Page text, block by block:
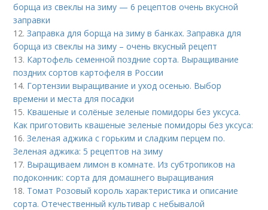
борща из свеклы на зиму — 6 рецептов очень вкусной
заправки
12.Заправка для борща на зиму в банках. Заправка для
борща из свеклы на зиму – очень вкусный рецепт
13. Картофель семенной поздние сорта. Выращивание
поздних сортов картофеля в России
14. Гортензии выращивание и уход осенью. Выбор
времени и места для посадки
15. Квашеные и солёные зеленые помидоры без уксуса.
Как приготовить квашеные зеленые помидоры без уксуса:
16.Зеленая аджика с горьким и сладким перцем по.
Зеленая аджика: 5 рецептов на зиму
17. Выращиваем лимон в комнате. Из субтропиков на
подоконник: сорта для домашнего выращивания
18. Томат Розовый король характеристика и описание
сорта. Отечественный культивар с небывалой